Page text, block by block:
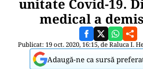
unitate Covid-19.
medical a
Publicat: 19 oct. 2020, 16:15, deRaluca I.
Adaugă-ne ca sursă